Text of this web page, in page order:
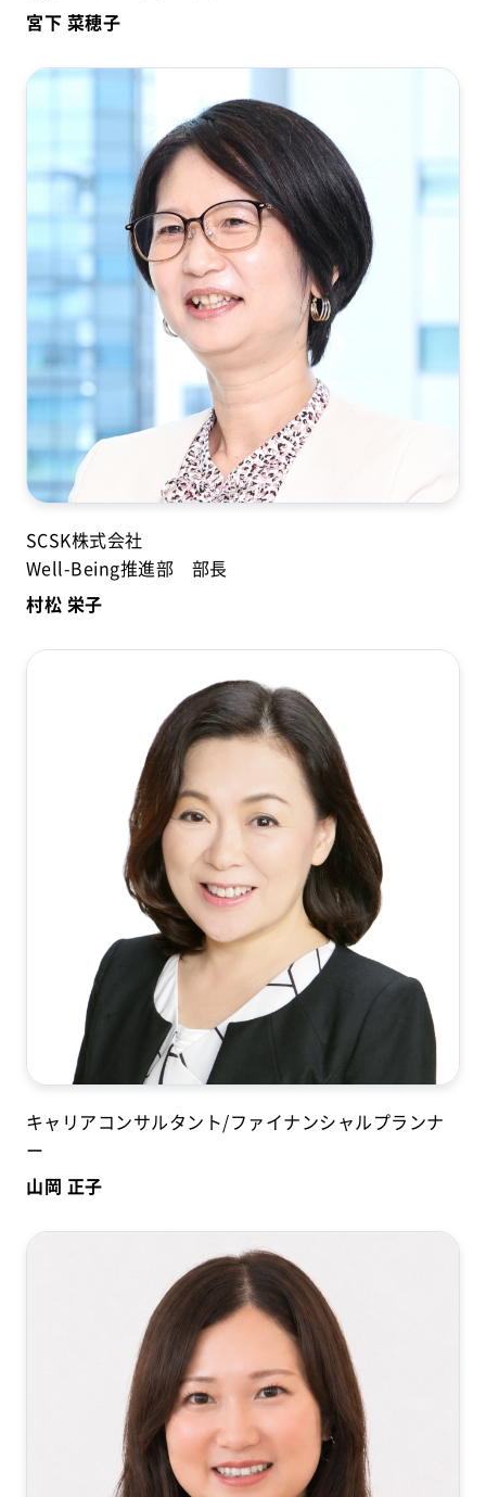
宮下 菜穂子
SCSK株式会社
Well-Being推進部 部長
村松 栄子
キャリアコンサルタント/ファイナンシャルプランナ
ー
山岡 正子